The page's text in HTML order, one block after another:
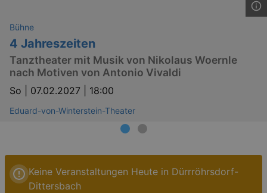
Bühne
4 Jahreszeiten
Tanztheater mit Musik von Nikolaus Woernle
nach Motiven von Antonio Vivaldi
So | 07.02.2027 | 18:00
Eduard-von-Winterstein-Theater
Keine Veranstaltungen Heute in Dürrröhrsdorf-
Dittersbach